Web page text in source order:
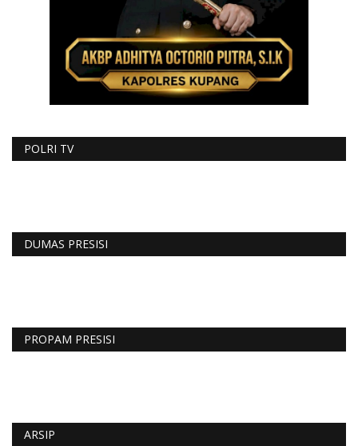
POLRI TV
DUMAS PRESISI
PROPAM PRESISI
ARSIP